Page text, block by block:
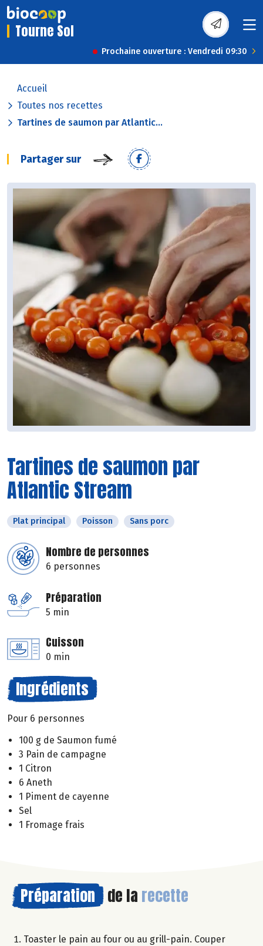
Tourne Sol
Prochaine ouverture : Vendredi 09:30
Accueil
Toutes nos recettes
Tartines de saumon par Atlantic...
Partager sur
Tartines de saumon par
Atlantic Stream
Plat principal Poisson Sans porc
Nombre de personnes
6 personnes
Préparation
5 min
Cuisson
0 min
Ingrédients
Pour 6 personnes
100 g de Saumon fumé
3 Pain de campagne
1 Citron
6 Aneth
1 Piment de cayenne
Sel
1 Fromage frais
Préparation de la recette
Toaster le pain au four ou au grill-pain. Couper